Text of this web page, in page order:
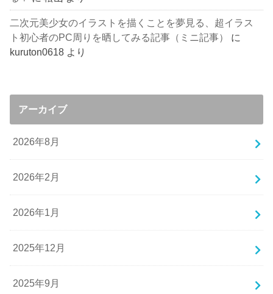
二次元美少女のイラストを描くことを夢見る、超イラス
ト初心者のPC周りを晒してみる記事（ミニ記事）
に
kuruton0618 より
アーカイブ
2026年8月
2026年2月
2026年1月
2025年12月
2025年9月